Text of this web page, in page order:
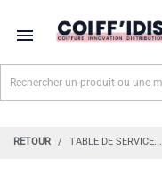

RETOUR TABLE DE SERVICE...